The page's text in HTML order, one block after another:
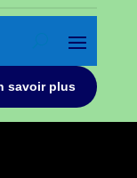
savoir plus